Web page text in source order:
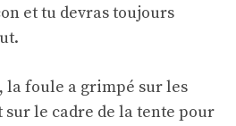
et tu devras toujours
la foule a grimpé sur les
sur le cadre de la tente pour